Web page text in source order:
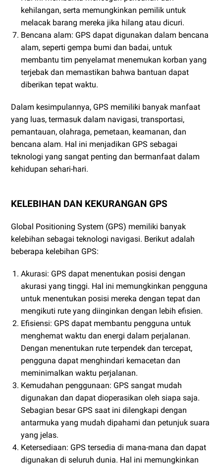
kehilangan, serta memungkinkan pemilik untuk
melacak barang mereka jika hilang atau dicuri.
Bencana alam: GPS dapat digunakan dalam bencana
alam, seperti gempa bumi dan badai, untuk
membantu tim penyelamat menemukan korban yang
terjebak dan memastikan bahwa bantuan dapat
diberikan tepat waktu.
Dalam kesimpulannya, GPS memiliki banyak manfaat
yang luas, termasuk dalam navigasi, transportasi,
pemantauan, olahraga, pemetaan, keamanan, dan
bencana alam. Hal ini menjadikan GPS sebagai
teknologi yang sangat penting dan bermanfaat dalam
kehidupan sehari-hari.
KELEBIHAN DAN KEKURANGAN GPS
Global Positioning System (GPS) memiliki banyak
kelebihan sebagai teknologi navigasi. Berikut adalah
beberapa kelebihan GPS:
Akurasi: GPS dapat menentukan posisi dengan
akurasi yang tinggi. Hal ini memungkinkan pengguna
untuk menentukan posisi mereka dengan tepat dan
mengikuti rute yang diinginkan dengan lebih efisien.
Efisiensi: GPS dapat membantu pengguna untuk
menghemat waktu dan energi dalam perjalanan.
Dengan menentukan rute terpendek dan tercepat,
pengguna dapat menghindari kemacetan dan
meminimalkan waktu perjalanan.
Kemudahan penggunaan: GPS sangat mudah
digunakan dan dapat dioperasikan oleh siapa saja.
Sebagian besar GPS saat ini dilengkapi dengan
antarmuka yang mudah dipahami dan petunjuk suara
yang jelas.
Ketersediaan: GPS tersedia di mana-mana dan dapat
digunakan di seluruh dunia. Hal ini memungkinkan